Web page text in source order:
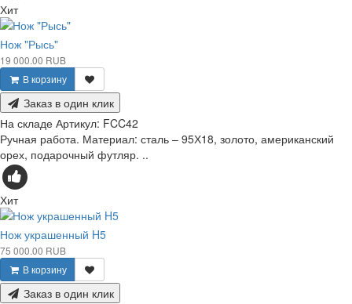
Хит
Нож "Рысь"
19 000.00 RUB
В корзину
Заказ в один клик
На складе Артикул: FCC42
Ручная работа. Материал: сталь – 95Х18, золото, американский
орех, подарочный футляр. ..
Хит
Нож украшенный H5
75 000.00 RUB
В корзину
Заказ в один клик